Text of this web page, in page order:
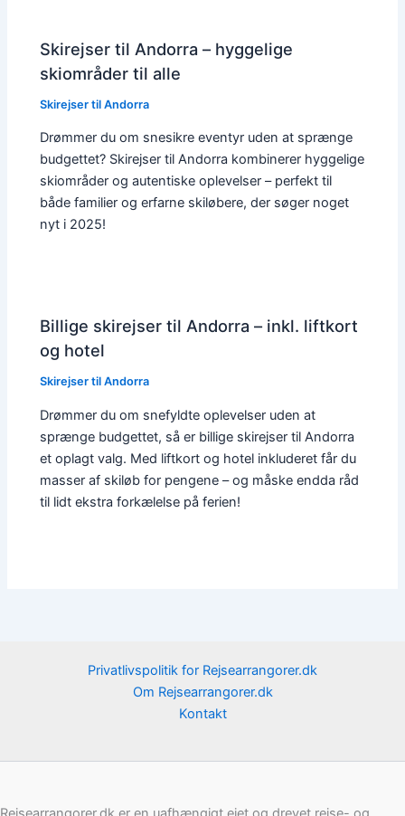
Skirejser til Andorra – hyggelige
skiområder til alle
Skirejser til Andorra
Drømmer du om snesikre eventyr uden at sprænge
budgettet? Skirejser til Andorra kombinerer hyggelige
skiområder og autentiske oplevelser – perfekt til
både familier og erfarne skiløbere, der søger noget
nyt i 2025!
Billige skirejser til Andorra – inkl. liftkort
og hotel
Skirejser til Andorra
Drømmer du om snefyldte oplevelser uden at
sprænge budgettet, så er billige skirejser til Andorra
et oplagt valg. Med liftkort og hotel inkluderet får du
masser af skiløb for pengene – og måske endda råd
til lidt ekstra forkælelse på ferien!
Privatlivspolitik for Rejsearrangorer.dk
Om Rejsearrangorer.dk
Kontakt